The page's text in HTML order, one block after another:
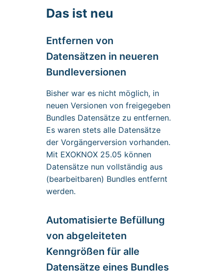
Das ist neu
Entfernen von
Datensätzen in neueren
Bundleversionen
Bisher war es nicht möglich, in
neuen Versionen von freigegeben
Bundles Datensätze zu entfernen.
Es waren stets alle Datensätze
der Vorgängerversion vorhanden.
Mit EXOKNOX 25.05 können
Datensätze nun vollständig aus
(bearbeitbaren) Bundles entfernt
werden.
Automatisierte Befüllung
von abgeleiteten
Kenngrößen für alle
Datensätze eines Bundles